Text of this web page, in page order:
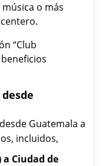
o más
“Club
Guatemala a
incluidos,
a Ciudad de